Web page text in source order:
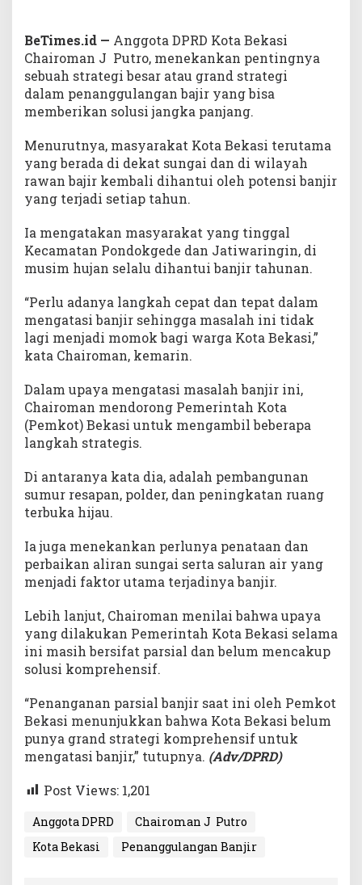
BeTimes.id — Anggota DPRD Kota Bekasi
Chairoman J Putro, menekankan pentingnya
sebuah strategi besar atau grand strategi
dalam penanggulangan bajir yang bisa
memberikan solusi jangka panjang.
Menurutnya, masyarakat Kota Bekasi terutama
yang berada di dekat sungai dan di wilayah
rawan bajir kembali dihantui oleh potensi banjir
yang terjadi setiap tahun.
Ia mengatakan masyarakat yang tinggal
Kecamatan Pondokgede dan Jatiwaringin, di
musim hujan selalu dihantui banjir tahunan.
“Perlu adanya langkah cepat dan tepat dalam
mengatasi banjir sehingga masalah ini tidak
lagi menjadi momok bagi warga Kota Bekasi,”
kata Chairoman, kemarin.
Dalam upaya mengatasi masalah banjir ini,
Chairoman mendorong Pemerintah Kota
(Pemkot) Bekasi untuk mengambil beberapa
langkah strategis.
Di antaranya kata dia, adalah pembangunan
sumur resapan, polder, dan peningkatan ruang
terbuka hijau.
Ia juga menekankan perlunya penataan dan
perbaikan aliran sungai serta saluran air yang
menjadi faktor utama terjadinya banjir.
Lebih lanjut, Chairoman menilai bahwa upaya
yang dilakukan Pemerintah Kota Bekasi selama
ini masih bersifat parsial dan belum mencakup
solusi komprehensif.
“Penanganan parsial banjir saat ini oleh Pemkot
Bekasi menunjukkan bahwa Kota Bekasi belum
punya grand strategi komprehensif untuk
mengatasi banjir,” tutupnya. (Adv/DPRD)
Post Views: 1,201
Anggota DPRD
Chairoman J Putro
Kota Bekasi
Penanggulangan Banjir